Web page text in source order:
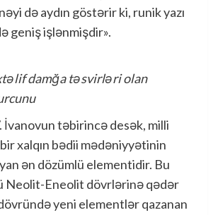
də aydın göstərir ki, runik yazı
geniş işlənmişdir».
damğa təsvirləri olan
İvanovun təbirincə desək, milli
xalqın bədii mədəniyyətinin
ən dözümlü elementidir. Bu
Neolit-Eneolit dövrlərinə qədər
yeni elementlər qazanan